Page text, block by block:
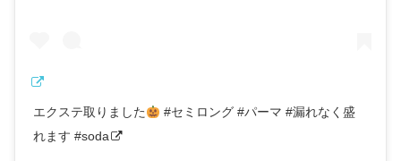
エクステ取りました
#セミロング #パーマ #漏れなく盛
れます #soda